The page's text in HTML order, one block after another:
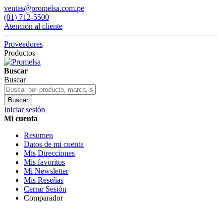
ventas@promelsa.com.pe
(01) 712-5500
Atención al cliente
Proveedores
Productos
Buscar
Buscar
Buscar
Iniciar sesión
Mi cuenta
Resumen
Datos de mi cuenta
Mis Direcciones
Mis favoritos
Mi Newsletter
Mis Reseñas
Cerrar Sesión
Comparador